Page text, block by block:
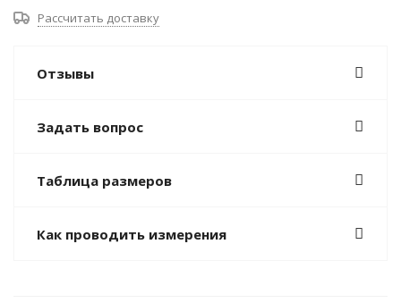
Рассчитать доставку
Отзывы
Задать вопрос
Таблица размеров
Как проводить измерения